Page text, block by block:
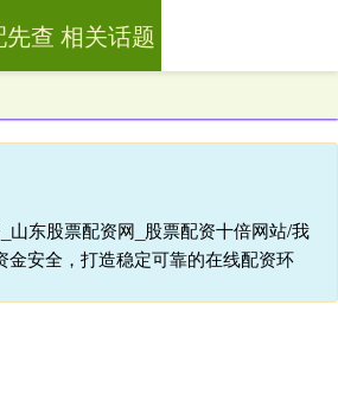
山东股票配资网_股票配资十倍网站/我
金安全，打造稳定可靠的在线配资环
先查 相关话题